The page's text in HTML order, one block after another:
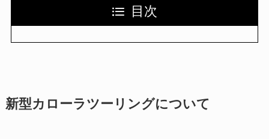
目次
新型カローラツーリングについて